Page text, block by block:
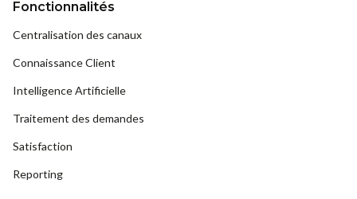
Fonctionnalités
Centralisation des canaux
Connaissance Client
Intelligence Artificielle
Traitement des demandes
Satisfaction
Reporting